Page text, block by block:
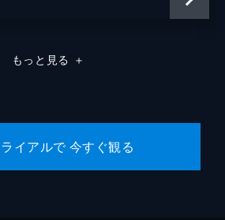
もっと見る ＋
イアルで 今すぐ観る